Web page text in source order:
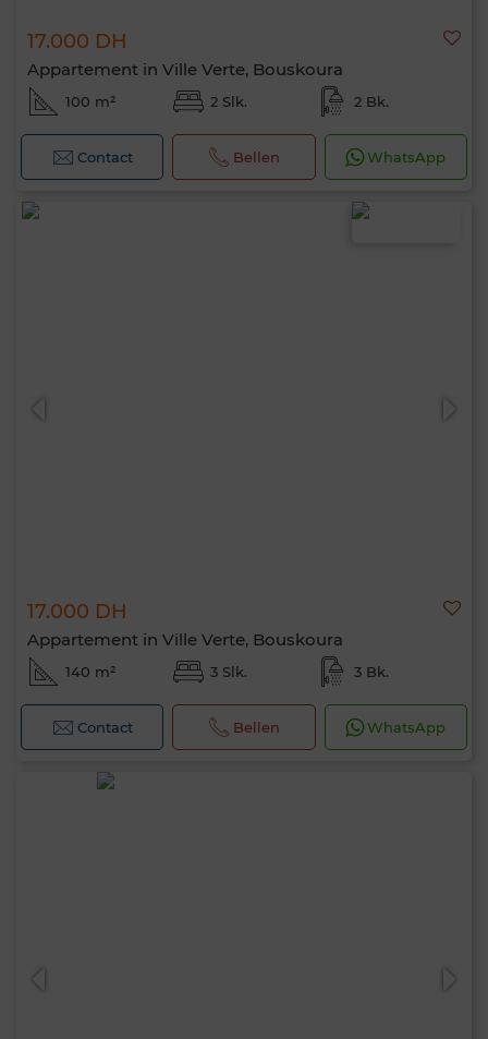
17.000 DH
Appartement in Ville Verte, Bouskoura
100 m² 2 Slk. 2 Bk.
Contact Bellen WhatsApp
17.000 DH
Appartement in Ville Verte, Bouskoura
140 m² 3 Slk. 3 Bk.
Contact Bellen WhatsApp